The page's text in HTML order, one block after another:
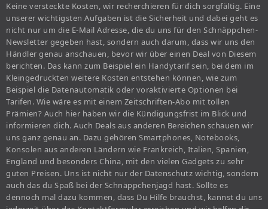
Keine versteckte Kosten, wir recherchieren für dich sorgfältig. Eine
unserer wichtigsten Aufgaben ist die Sicherheit und dabei geht es
nicht nur um die E-Mail Adresse, die du uns für den Schnäppchen-
Newsletter gegeben hast, sondern auch darum, dass wir uns den
Händler genau anschauen, bevor wir über einen Deal von Diesem
berichten. Das kann zum Beispiel ein Handytarif sein, bei dem im
Kleingedruckten weitere Kosten entstehen können, wie zum
Beispiel die Datenautomatik oder voraktivierte Optionen bei
Tarifen. Wie wäre es mit einem Zeitschriften-Abo mit tollen
Prämien? Auch hier haben wir die Kündigungsfrist im Blick und
informieren dich. Auch Deals aus anderen Bereichen schauen wir
uns ganz genau an. Dazu gehören Smartphones, Notebooks,
Konsolen aus anderen Ländern wie Frankreich, Italien, Spanien,
England und besonders China, mit den vielen Gadgets zu sehr
guten Preisen. Uns ist nicht nur der Datenschutz wichtig, sondern
auch das du Spaß bei der Schnäppchenjagd hast. Sollte es
dennoch mal dazu kommen, dass Du Hilfe brauchst, kannst du uns